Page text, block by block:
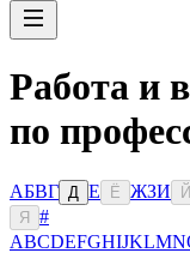
Работа и
по
АБВГ Д Е Ё ЖЗИ Й
Я
#
ABCDEFGHIJKLMN